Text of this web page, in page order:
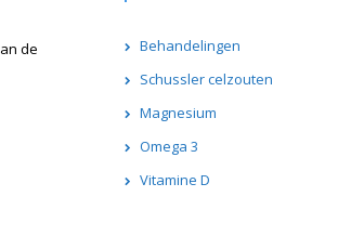
de
Behandelingen
Schussler celzouten
Magnesium
Omega 3
Vitamine D